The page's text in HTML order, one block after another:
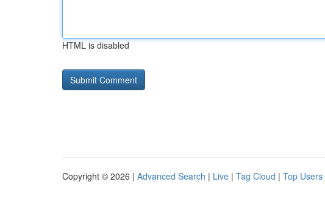
HTML is disabled
Copyright © 2026 | Advanced Search | Live | Tag Cloud | Top Users